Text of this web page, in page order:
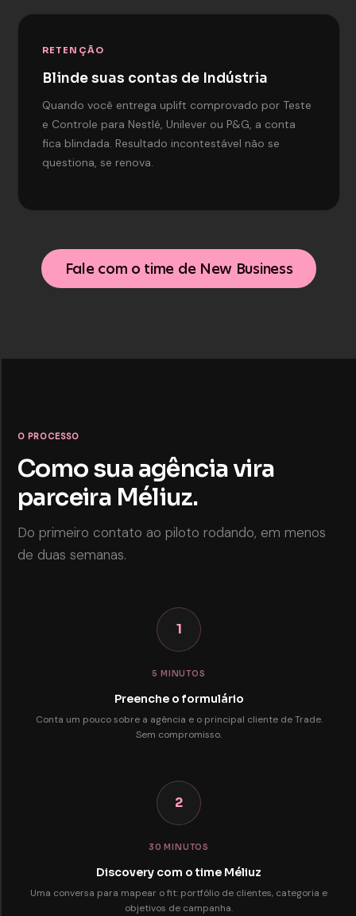
RETENÇÃO
Blinde suas contas de Indústria
Quando você entrega uplift comprovado por Teste
e Controle para Nestlé, Unilever ou P&G, a conta
fica blindada. Resultado incontestável não se
questiona, se renova.
Fale com o time de New Business
O PROCESSO
Como sua agência vira
parceira Méliuz.
Do primeiro contato ao piloto rodando, em menos
de duas semanas.
1
5 MINUTOS
Preenche o formulário
Conta um pouco sobre a agência e o principal cliente de Trade.
Sem compromisso.
2
30 MINUTOS
Discovery com o time Méliuz
Uma conversa para mapear o fit: portfólio de clientes, categoria e
objetivos de campanha.